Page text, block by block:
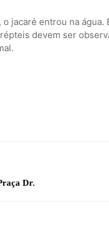
jacaré entrou na
devem ser
Dr.